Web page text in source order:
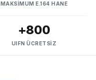
MAKSIMUM E.164 HANE
+800
UIFN ÜCRETSIZ